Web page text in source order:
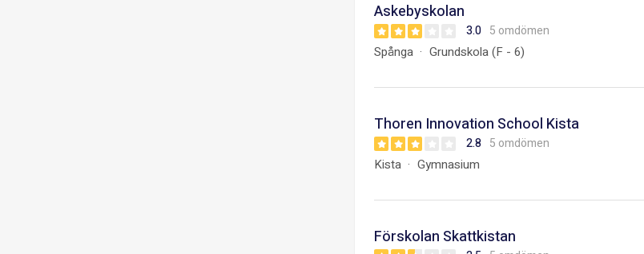
Askebyskolan
3.0 5 omdömen
Spånga Grundskola (F - 6)
Thoren Innovation School Kista
2.8 5 omdömen
Kista Gymnasium
Förskolan Skattkistan